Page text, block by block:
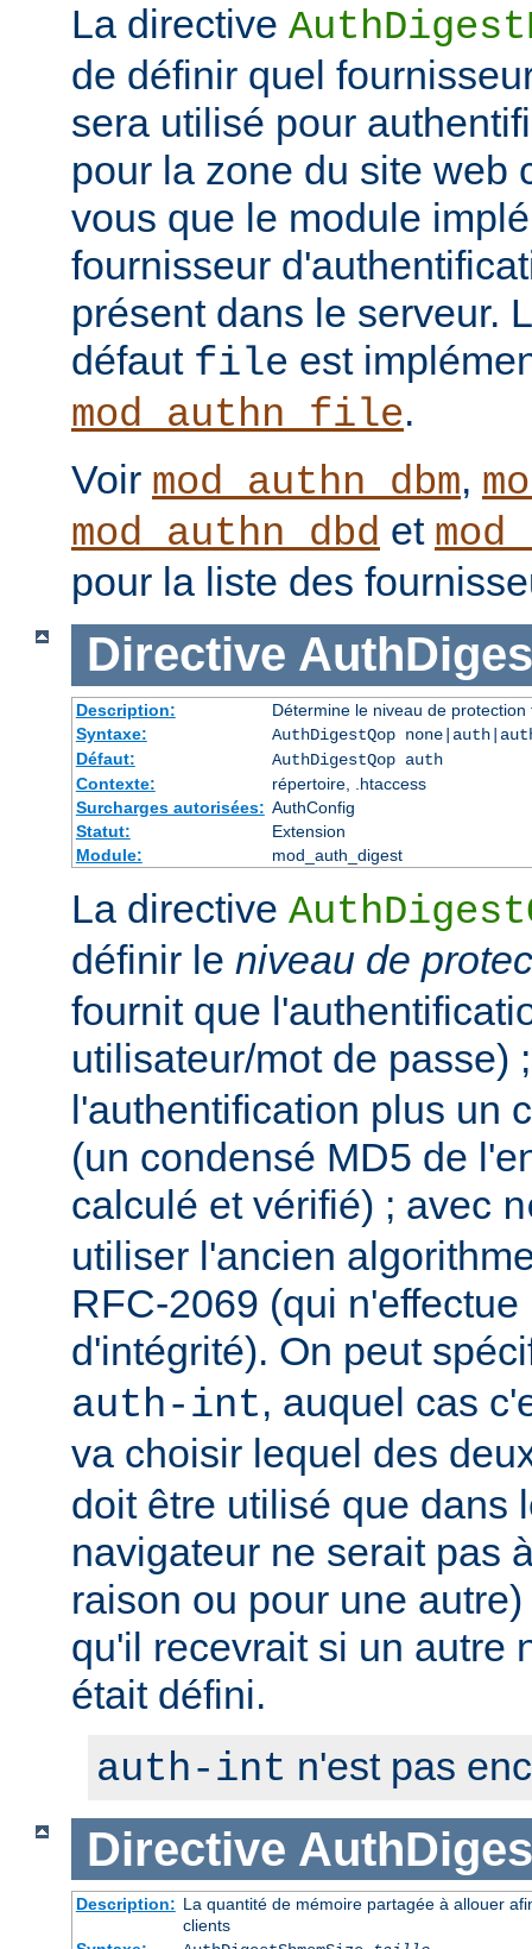
La directive
de définir quel
sera utilisé pour
pour la zone du site web
vous que le module
fournisseur
présent dans le serveur.
défaut file est
mod_authn_file.
Voir mod_authn_dbm,
mod_authn_dbd et
pour la liste des
Directive
Description:
Détermine le niveau de
Syntaxe:
AuthDigestQop
Défaut:
AuthDigestQop auth
Contexte:
répertoire, .htaccess
Surcharges autorisées: AuthConfig
Statut:
Extension
Module:
mod_auth_digest
La directive
définir le niveau de
fournit que
utilisateur/mot de passe)
l'authentification plus un
(un condensé MD5 de
calculé et vérifié) ; avec
utiliser l'ancien
RFC-2069 (qui
d'intégrité). On peut
auth-int, auquel cas
va choisir lequel des
doit être utilisé que dans
navigateur ne serait pas
raison ou pour une
qu'il recevrait si un autre
était défini.
auth-int n'est pas
Directive
Description: La quantité de mémoire partagée à allouer
clients